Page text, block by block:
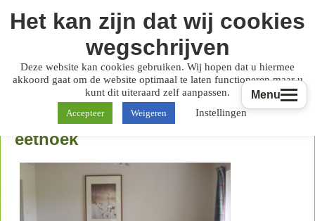
Menu
eethoek
Het kan zijn dat wij cookies
wegschrijven
Deze website kan cookies gebruiken. Wij hopen dat u hiermee
akkoord gaat om de website optimaal te laten functioneren maar u
kunt dit uiteraard zelf aanpassen.
Accepteer Weigeren Instellingen